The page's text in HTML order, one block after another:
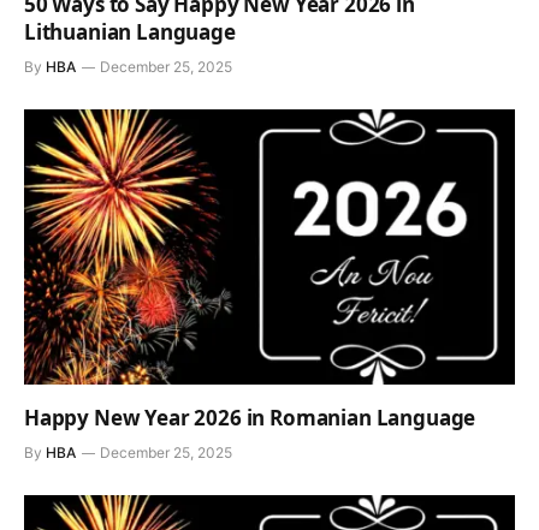
Lithuanian Language
By HBA December 25, 2025
Happy New Year 2026 in Romanian Language
By HBA December 25, 2025